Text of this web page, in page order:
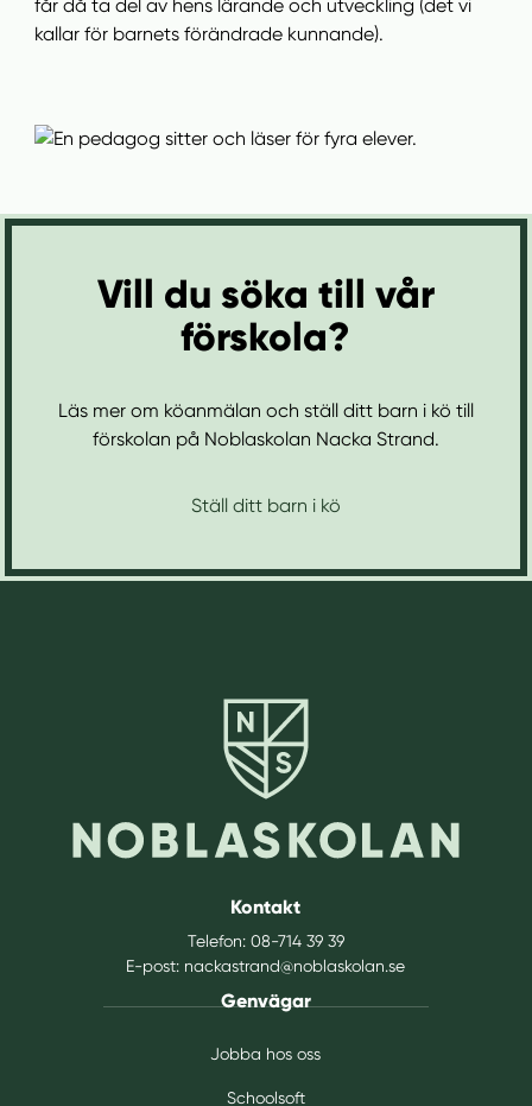
får då ta del av hens lärande och utveckling (det vi
kallar för barnets förändrade kunnande).
Vill du söka till vår
förskola?
Läs mer om köanmälan och ställ ditt barn i kö till
förskolan på Noblaskolan Nacka Strand.
Ställ ditt barn i kö
Kontakt
Telefon: 08-714 39 39
E-post: nackastrand@noblaskolan.se
Genvägar
Jobba hos oss
Schoolsoft